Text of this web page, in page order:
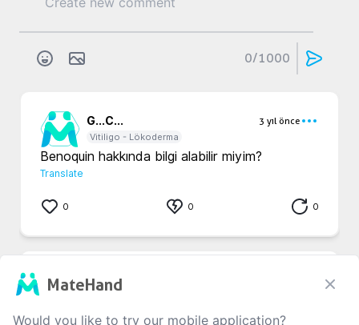
0/1000
G...C...
3 yıl önce
Vitiligo - Lökoderma
Benoquin hakkında bilgi alabilir miyim?
Translate
0 0 0
H...T...
Benoquin demişsin kardeşim faydası var mı
MateHand
Would you like to try our mobile application?